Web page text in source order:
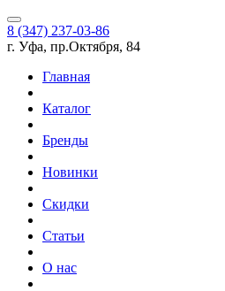
8 (347) 237-03-86
г. Уфа, пр.Октября, 84
Главная
Каталог
Бренды
Новинки
Скидки
Статьи
О нас